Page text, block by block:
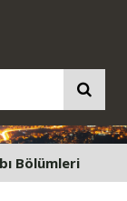
Bölümleri